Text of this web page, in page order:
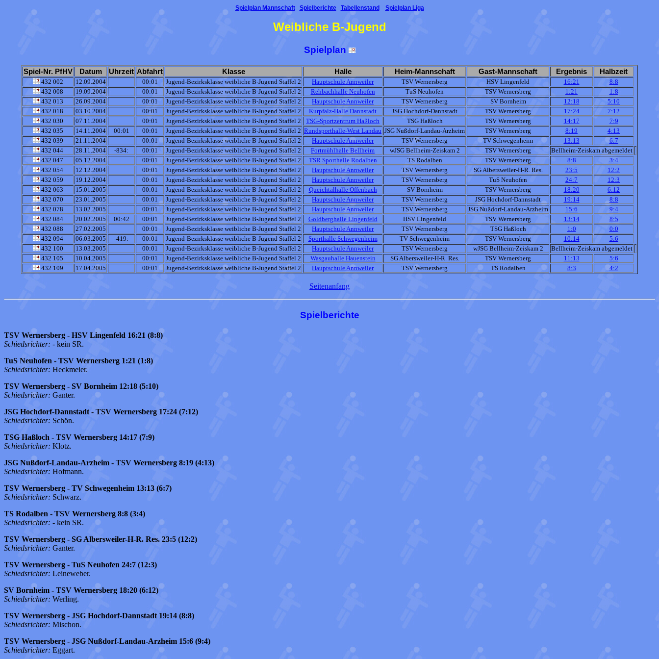
Spielplan Mannschaft Spielberichte Tabellenstand Spielplan Liga
Weibliche B-Jugend
Spielplan
Spiel-Nr. PfHV Datum Uhrzeit Abfahrt Klasse Halle Heim-Mannschaft Gast-Mannschaft Ergebnis Halbzeit
432 002 12.09.2004 00:01 Jugend-Bezirksklasse weibliche B-Jugend Staffel 2 Hauptschule Annweiler TSV Wernersberg HSV Lingenfeld 16:21
8:8
432 008
19.09.2004 00:01 Jugend-Bezirksklasse weibliche B-Jugend Staffel 2 Rehbachhalle Neuhofen TuS Neuhofen TSV Wernersberg 1:21
1:8
432 013
26.09.2004 00:01 Jugend-Bezirksklasse weibliche B-Jugend Staffel 2 Hauptschule Annweiler TSV Wernersberg SV Bornheim 12:18
5:10
432 018
03.10.2004 00:01 Jugend-Bezirksklasse weibliche B-Jugend Staffel 2 Kurpfalz-Halle Dannstadt JSG Hochdorf-Dannstadt TSV Wernersberg 17:24
7:12
432 030
07.11.2004 00:01 Jugend-Bezirksklasse weibliche B-Jugend Staffel 2 TSG-Sportzentrum Haßloch TSG Haßloch TSV Wernersberg 14:17
7:9
432 035
14.11.2004 00:01 00:01 Jugend-Bezirksklasse weibliche B-Jugend Staffel 2 Rundsporthalle-West Landau JSG Nußdorf-Landau-Arzheim TSV Wernersberg 8:19
4:13
432 039
21.11.2004 00:01 Jugend-Bezirksklasse weibliche B-Jugend Staffel 2 Hauptschule Annweiler TSV Wernersberg TV Schwegenheim 13:13
6:7
432 044
28.11.2004 -834: 00:01 Jugend-Bezirksklasse weibliche B-Jugend Staffel 2 Fortmühlhalle Bellheim wJSG Bellheim-Zeiskam 2 TSV Wernersberg
Bellheim-Zeiskam abgemeldet
432 047
05.12.2004 00:01 Jugend-Bezirksklasse weibliche B-Jugend Staffel 2 TSR Sporthalle Rodalben TS Rodalben TSV Wernersberg 8:8
3:4
432 054
12.12.2004 00:01 Jugend-Bezirksklasse weibliche B-Jugend Staffel 2 Hauptschule Annweiler TSV Wernersberg SG Albersweiler-H-R. Res. 23:5
12:2
432 059
19.12.2004 00:01 Jugend-Bezirksklasse weibliche B-Jugend Staffel 2 Hauptschule Annweiler TSV Wernersberg TuS Neuhofen 24:7
12:3
432 063
15.01.2005 00:01 Jugend-Bezirksklasse weibliche B-Jugend Staffel 2 Queichtalhalle Offenbach SV Bornheim TSV Wernersberg 18:20
6:12
432 070
23.01.2005 00:01 Jugend-Bezirksklasse weibliche B-Jugend Staffel 2 Hauptschule Annweiler TSV Wernersberg JSG Hochdorf-Dannstadt 19:14
8:8
432 078
13.02.2005 00:01 Jugend-Bezirksklasse weibliche B-Jugend Staffel 2 Hauptschule Annweiler TSV Wernersberg JSG Nußdorf-Landau-Arzheim 15:6
9:4
432 084
20.02.2005 00:42 00:01 Jugend-Bezirksklasse weibliche B-Jugend Staffel 2 Goldberghalle Lingenfeld HSV Lingenfeld TSV Wernersberg 13:14
8:5
432 088
27.02.2005 00:01 Jugend-Bezirksklasse weibliche B-Jugend Staffel 2 Hauptschule Annweiler TSV Wernersberg TSG Haßloch 1:0
0:0
432 094
06.03.2005 -419: 00:01 Jugend-Bezirksklasse weibliche B-Jugend Staffel 2 Sporthalle Schwegenheim TV Schwegenheim TSV Wernersberg 10:14
5:6
432 100
13.03.2005 00:01 Jugend-Bezirksklasse weibliche B-Jugend Staffel 2 Hauptschule Annweiler TSV Wernersberg wJSG Bellheim-Zeiskam 2
Bellheim-Zeiskam abgemeldet
432 105
10.04.2005 00:01 Jugend-Bezirksklasse weibliche B-Jugend Staffel 2 Wasgauhalle Hauenstein SG Albersweiler-H-R. Res. TSV Wernersberg 11:13
5:6
432 109
17.04.2005 00:01 Jugend-Bezirksklasse weibliche B-Jugend Staffel 2 Hauptschule Annweiler TSV Wernersberg TS Rodalben 8:3 4:2
Seitenanfang
Spielberichte
TSV Wernersberg - HSV Lingenfeld 16:21 (8:8)
Schiedsrichter: - kein SR.
TuS Neuhofen - TSV Wernersberg 1:21 (1:8)
Schiedsrichter: Heckmeier.
TSV Wernersberg - SV Bornheim 12:18 (5:10)
Schiedsrichter: Ganter.
JSG Hochdorf-Dannstadt - TSV Wernersberg 17:24 (7:12)
Schiedsrichter: Schön.
TSG Haßloch - TSV Wernersberg 14:17 (7:9)
Schiedsrichter: Klotz.
JSG Nußdorf-Landau-Arzheim - TSV Wernersberg 8:19 (4:13)
Schiedsrichter: Hofmann.
TSV Wernersberg - TV Schwegenheim 13:13 (6:7)
Schiedsrichter: Schwarz.
TS Rodalben - TSV Wernersberg 8:8 (3:4)
Schiedsrichter: - kein SR.
TSV Wernersberg - SG Albersweiler-H-R. Res. 23:5 (12:2)
Schiedsrichter: Ganter.
TSV Wernersberg - TuS Neuhofen 24:7 (12:3)
Schiedsrichter: Leineweber.
SV Bornheim - TSV Wernersberg 18:20 (6:12)
Schiedsrichter: Werling.
TSV Wernersberg - JSG Hochdorf-Dannstadt 19:14 (8:8)
Schiedsrichter: Mischon.
TSV Wernersberg - JSG Nußdorf-Landau-Arzheim 15:6 (9:4)
Schiedsrichter: Eggart.